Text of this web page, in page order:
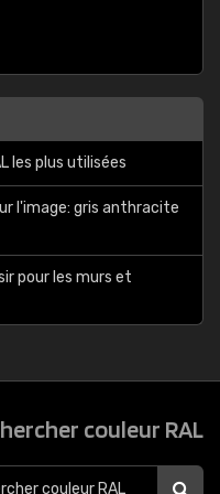
les plus utilisées
l'image: gris anthracite
pour les murs et
couleur RAL